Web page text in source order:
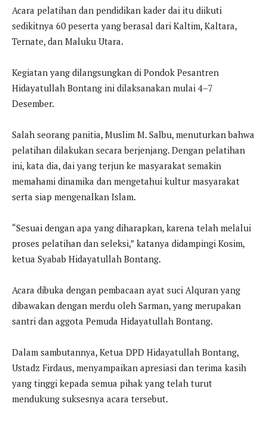
Acara pelatihan dan pendidikan kader dai itu diikuti
sedikitnya 60 peserta yang berasal dari Kaltim, Kaltara,
Ternate, dan Maluku Utara.
Kegiatan yang dilangsungkan di Pondok Pesantren
Hidayatullah Bontang ini dilaksanakan mulai 4–7
Desember.
Salah seorang panitia, Muslim M. Salbu, menuturkan bahwa
pelatihan dilakukan secara berjenjang. Dengan pelatihan
ini, kata dia, dai yang terjun ke masyarakat semakin
memahami dinamika dan mengetahui kultur masyarakat
serta siap mengenalkan Islam.
“Sesuai dengan apa yang diharapkan, karena telah melalui
proses pelatihan dan seleksi,” katanya didampingi Kosim,
ketua Syabab Hidayatullah Bontang.
Acara dibuka dengan pembacaan ayat suci Alquran yang
dibawakan dengan merdu oleh Sarman, yang merupakan
santri dan aggota Pemuda Hidayatullah Bontang.
Dalam sambutannya, Ketua DPD Hidayatullah Bontang,
Ustadz Firdaus, menyampaikan apresiasi dan terima kasih
yang tinggi kepada semua pihak yang telah turut
mendukung suksesnya acara tersebut.